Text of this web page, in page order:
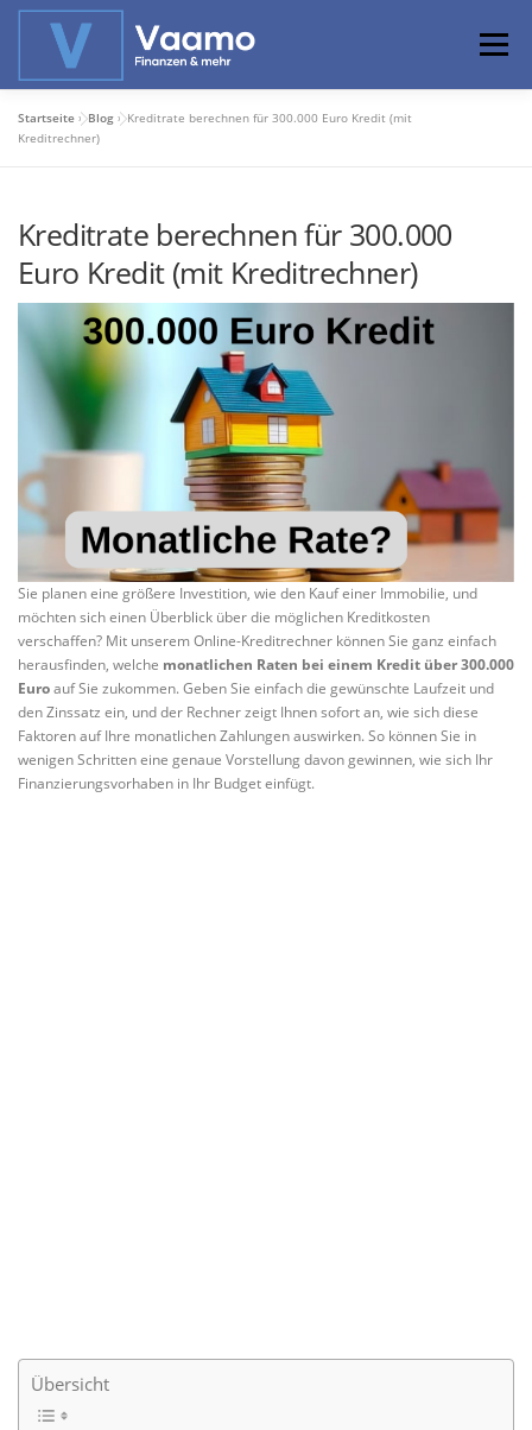
Zum
Menü
ABOUT
PROFIWISSEN ALTERSVORSORGE
PRIVATIER WERDEN
Startseite »Blog »Kreditrate berechnen für 300.000 Euro Kredit (mit
Kreditrechner)
Kreditrate berechnen für 300.000
Euro Kredit (mit Kreditrechner)
Sie planen eine größere Investition, wie den Kauf einer Immobilie, und
möchten sich einen Überblick über die möglichen Kreditkosten
verschaffen? Mit unserem Online-Kreditrechner können Sie ganz einfach
herausfinden, welche monatlichen Raten bei einem Kredit über 300.000
Euroauf Sie zukommen. Geben Sie einfach die gewünschte Laufzeit und
den Zinssatz ein, und der Rechner zeigt Ihnen sofort an, wie sich diese
Faktoren auf Ihre monatlichen Zahlungen auswirken. So können Sie in
wenigen Schritten eine genaue Vorstellung davon gewinnen, wie sich Ihr
Finanzierungsvorhaben in Ihr Budget einfügt.
Übersicht